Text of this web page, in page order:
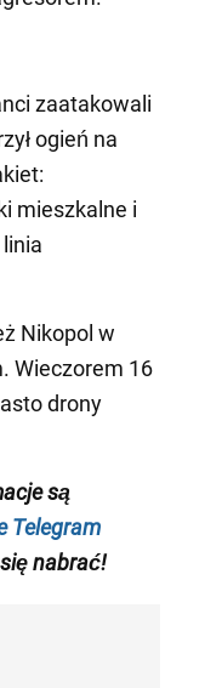
zaatakowali
ogień na
mieszkalne i
Nikopol w
Wieczorem 16
drony
są
Telegram
nabrać!